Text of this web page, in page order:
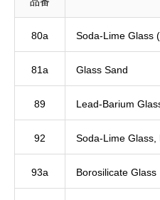
80a Soda-Lime Glass
81a Glass Sand
89 Lead-Barium
92 Soda-Lime Glass,
93a Borosilicate Glass